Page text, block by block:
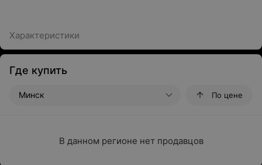
Характеристики
Где купить
Минск По цене
В данном регионе нет продавцов